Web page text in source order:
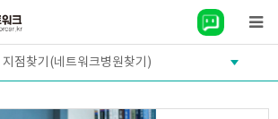
지점찾기(네트워크병원찾기)